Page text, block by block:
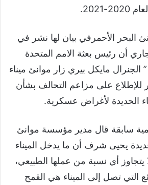
2021.
البحر الأحمرفي بيان لها نشر في
أن رئيس بعثة الامم المتحدة
الجنرال مايكل بيري زار موانئ ميناء
للإطلاع على مزاعم التحالف بشأن
الحديدة لأغراض عسكرية.
سابقة قال مدير مؤسسة موانئ
يحيى شرف أن ما يدخل الميناء
أي نسبة من عملها الطبيعي،
التي تصل إلى الميناء هي القمح